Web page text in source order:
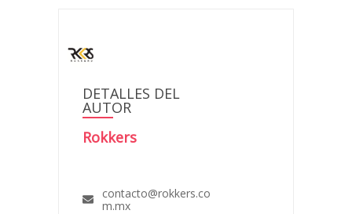
DETALLES DEL
AUTOR
Rokkers
contacto@rokkers.co
m.mx